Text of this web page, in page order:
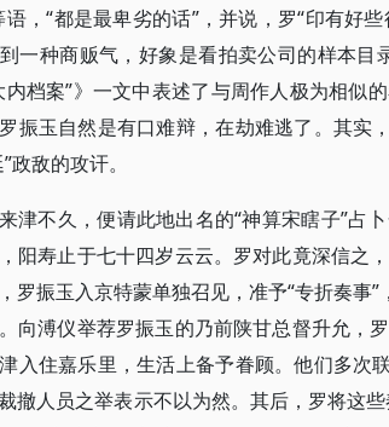
，“都是最卑劣的话”，并说，罗“印有好
一种商贩气，好象是看拍卖公司的样本目
内档案”》一文中表述了与周作人极为相
振玉自然是有口难辩，在劫难逃了。其实
政敌的攻讦。
津不久，便请此地出名的“神算宋瞎子”占
阳寿止于七十四岁云云。罗对此竟深信之
罗振玉入京特蒙单独召见，准予“专折奏事
向溥仪举荐罗振玉的乃前陕甘总督升允，
入住嘉乐里，生活上备予眷顾。他们多次
撤人员之举表示不以为然。其后，罗将这